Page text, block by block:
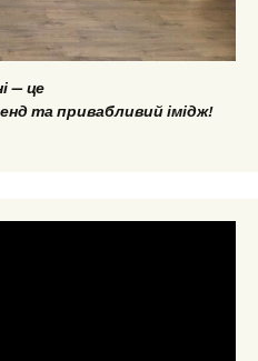
— це
та привабливий імідж!